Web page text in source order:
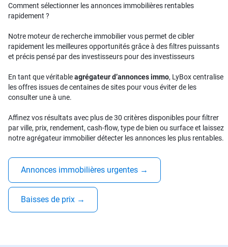
Comment sélectionner les annonces immobilières rentables
rapidement ?
Notre moteur de recherche immobilier vous permet de cibler
rapidement les meilleures opportunités grâce à des filtres puissants
et précis pensé par des investisseurs pour des investisseurs
En tant que véritableagrégateur d’annonces immo, LyBox centralise
les offres issues de centaines de sites pour vous éviter de les
consulter une à une.
Affinez vos résultats avec plus de 30 critères disponibles pour filtrer
par ville, prix, rendement, cash-flow, type de bien ou surface et laissez
notre agrégateur immobilier détecter les annonces les plus rentables.
Annonces immobilières urgentes →
Baisses de prix →